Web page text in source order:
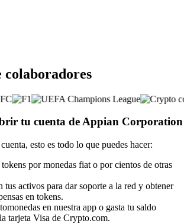
colaboradores
tu cuenta de Appian Corporation
esto es todo lo que puedes hacer:
por monedas fiat o por cientos de otras
tus activos para dar soporte a la red y obtener
en tokens.
en nuestra app o gasta tu saldo
tarjeta Visa de Crypto.com.